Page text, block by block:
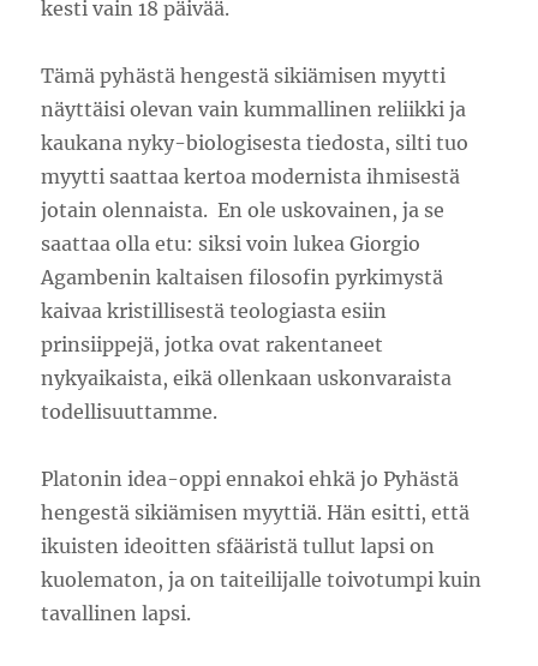
kesti vain 18 päivää.
Tämä pyhästä hengestä sikiämisen myytti
näyttäisi olevan vain kummallinen reliikki ja
kaukana nyky-biologisesta tiedosta, silti tuo
myytti saattaa kertoa modernista ihmisestä
jotain olennaista. En ole uskovainen, ja se
saattaa olla etu: siksi voin lukea Giorgio
Agambenin kaltaisen filosofin pyrkimystä
kaivaa kristillisestä teologiasta esiin
prinsiippejä, jotka ovat rakentaneet
nykyaikaista, eikä ollenkaan uskonvaraista
todellisuuttamme.
Platonin idea-oppi ennakoi ehkä jo Pyhästä
hengestä sikiämisen myyttiä. Hän esitti, että
ikuisten ideoitten sfääristä tullut lapsi on
kuolematon, ja on taiteilijalle toivotumpi kuin
tavallinen lapsi.